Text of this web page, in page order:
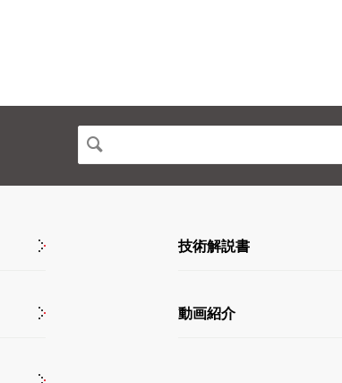
技術解説書
動画紹介